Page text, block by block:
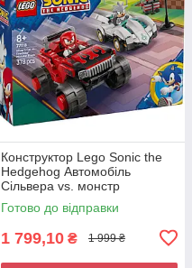
Конструктор Lego Sonic the
Hedgehog Автомобіль
Сільвера vs. монстр
вантажівки Наклза 77118
Готово до відправки
1 799,10 ₴ 1 999 ₴